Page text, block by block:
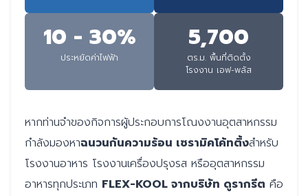
10 - 30%
ประหยัดค่าไฟฟ้า
5,700
ตร.ม. พื้นที่ติดตั้ง
โรงงาน เอฟ-พลัส
หากท่านจำของกิจการผู้ประกอบการโณงงานอุตสาหกรรม
กำลังมองหาฉนวนกันความร้อน เซรามิคโค้ทติ้งสำหรับ
โรงงานอาหาร โรงงานเครื่องปรุงรส หรืออุตสาหกรรม
อาหารทุกประเภท FLEX-KOOL จากบริษัท ดูรากรีต คือ